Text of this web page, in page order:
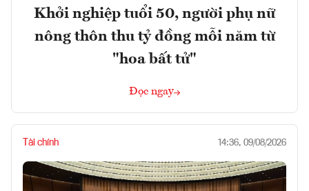
Khởi nghiệp tuổi 50, người phụ nữ
nông thôn thu tỷ đồng mỗi năm từ
"hoa bất tử"
Đọc ngay
Tài chính 14:36, 09/08/2026